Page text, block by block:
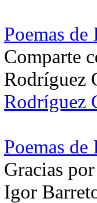
Poemas
Comparte
Rodríguez
Rodríguez
Poemas
Gracias
Igor